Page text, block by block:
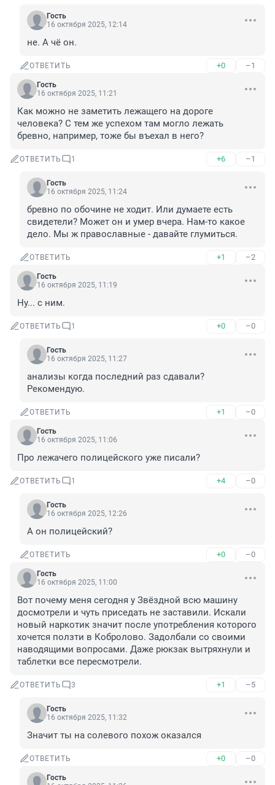
Гость
16 октября 2025, 12:14
не. А чё он.
ОТВЕТИТЬ +0 –1
Гость
16 октября 2025, 11:21
Как можно не заметить лежащего на дороге
человека? С тем же успехом там могло лежать
бревно, например, тоже бы въехал в него?
ОТВЕТИТЬ 1 +6 –1
Гость
16 октября 2025, 11:24
бревно по обочине не ходит. Или думаете есть
свидетели? Может он и умер вчера. Нам-то какое
дело. Мы ж православные - давайте глумиться.
ОТВЕТИТЬ +1 –2
Гость
16 октября 2025, 11:19
Ну... с ним.
ОТВЕТИТЬ 1 +0 –0
Гость
16 октября 2025, 11:27
анализы когда последний раз сдавали?
Рекомендую.
ОТВЕТИТЬ +1 –0
Гость
16 октября 2025, 11:06
Про лежачего полицейского уже писали?
ОТВЕТИТЬ 1 +4 –0
Гость
16 октября 2025, 12:26
А он полицейский?
ОТВЕТИТЬ +0 –0
Гость
16 октября 2025, 11:00
Вот почему меня сегодня у Звёздной всю машину
досмотрели и чуть приседать не заставили. Искали
новый наркотик значит после употребления которого
хочется ползти в Кобролово. Задолбали со своими
наводящими вопросами. Даже рюкзак вытряхнули и
таблетки все пересмотрели.
ОТВЕТИТЬ 3 +1 –5
Гость
16 октября 2025, 11:32
Значит ты на солевого похож оказался
ОТВЕТИТЬ +0 –0
Гость